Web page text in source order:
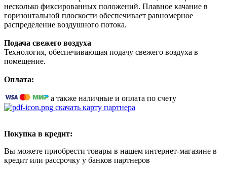
несколько фиксированных положений. Плавное качание в
горизонтальной плоскости обеспечивает равномерное
распределение воздушного потока.
Подача свежего воздуха
Технология, обеспечивающая подачу свежего воздуха в
помещение.
Оплата:
а также наличные и оплата по счету
скачать карту партнера
Покупка в кредит:
Вы можете приобрести товары в нашем интернет-магазине в
кредит или рассрочку у банков партнеров